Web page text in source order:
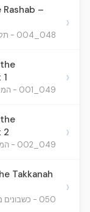
–
048_004 - תקנות המקוה של כ"ק אדמו"ר מוהרש"ב נ"ע
›
049_001 - המקוה צריכה להעשות ע"פ תקנת אדמו"ר מוהרש"ב
›
2
049_002 - המקוה צריכה להעשות ע"פ תקנת אדמו"ר מוהרש"ב
›
Takkanah
050 - כשבונים מקוה שלא ע"פ תקנת אדמו"ר מוהרש"ב
›